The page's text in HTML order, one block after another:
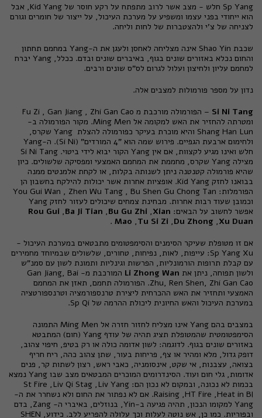
Sp Yang חלש - מצב אשר לרוב מתפתח על רקע חוסר של Kid Yang, אבל
הוא ייחודי בפני עצמו ומשפיע על מערכת העיכול, על ייצור של חומרים וגורם
לצניחה של צ'י ולהצטברות של לחות וליחה.
שכבת Shao Yin אינה מצליחה לאחסן ולעגן את ה-Yang במחמם תחתון
והחום נכלא באזורים שונים בגוף, באיברים שונים ובדם. ככלל, Yang יברח
למחמם עליון ולחיצון ועלול לגרום לס"ס שונים ורבים.
נדון על מספר פורמולות למצבים אלה.
Si Ni Tang
– הפורמולה מורכבת מ Fu Zi , Gan Jiang , Zhi Gan Cao
ומטרתה להחזיר את האש למקומה אל Ming Men. מקור הפורמולה ב-
Shang Han Lun והיא מוכרת בעיקר כפורמולה להצלת Yang שקרס,
ולחימום ארבעת הגפיים. פירוש שמה הוא "4 המורדים" (Si Ni). ה-Yang
חלש ואינו מגיע לקצוות, אם אין Yang הקור יבוא לידי ביטוי. Si Ni Tang
מצילה Yang שקרס, מחממת את המחמם האמצעי ומפסיקה שלשולים. כיון
שהיא פורמולה קטנטנה ניתן לשנותה בקלות, או לקחת אלמנטים ממנה
בבואנו לחזק Kid Yang. אופציות אחרות אשר יכולות להילקח בחשבון הן
הפורמלות: You Gui Wan , Zhen Wu Tang , Bu Shen Gu Chong Tan
וכמובן שעוד רבות אחרות. מבחינת צמחים שיכולים לעזור לחזק Yang
אפשר לחשוב על הבאים:
Rou Gui ,Ba Ji Tian ,Bu Gu Zhi ,Xian
Mao ,Tu Si Zi ,Du Zhong ,Xu Duan
.
אם זו מטופלת שעיקר הסימנים והסימפטומים מתבטאים במערכת העיכול -
Sp Yang Xu: עייפות, לאות, נפיחות, טחורים, שלשולים שבמיוחד מחמירים
עם קבלת תרופות הורמונליות, הפרשות וגינליות ותמונת לשון עם סמנ"ש
ולשון תפוחה, ניתן את Li Zhong Wan
המורכבת מ- Gan Jiang, Bai
Zhu, Ren Shen, Zhi Gan Cao. הפורמולה תחמם, תאזן את המחמם
האמצעי ותחזיר את האש ההכרחית ליצירת טרנספורמציה וטרנספורטציה
במערכת העיכול והאש החיונית ליכולת ההרמה של Sp Qi.
במצבים בהם Yang אינו מצליח לחזור חזרה אל Ming Men התמונה
הסימפטומטית שהמטופלת תציג תהיה של עודף Yang (חום) המתבטא
באזורים שונים בגוף. לדוגמה: לשון אדומה כולה או רק בטיפ, חיפוי צהוב,
דופק גדול, מלא ומהיר או צף, פריחות בעור, שתן צהוב כהה, ריח חריף
בצואה, עצבנות, אי שקט, אינסומניה, כאבי ראש, רצון לשתות קר, פנים
אדומות, גלי חום ועוד. הסינדרומים המוכרים המבטאים מצב שבו Yang נמצא
בכמות לא נכונה, ובמקום לא נכון הם: St Fire ,Liv Qi Stag ,Liv Yang
Raising ,HT Fire ,Heat in Bl. אם לא נפתור את החום ולא נשחרר את ה-
Yang למקומו הנכון, תהיה פגיעה ב-Yin, בנוזלים, באיברי ה- Zang, בדם
ובפוריות. כמו כן, אש נוטה לעלות וכך עלולה להפריע ללב. כידוע, SHEN